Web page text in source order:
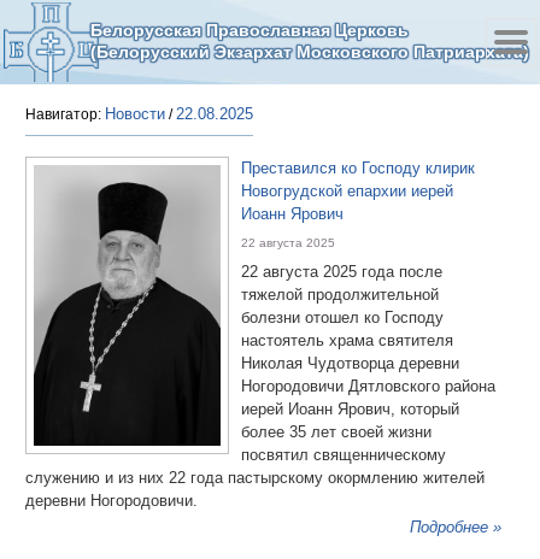
Белорусская Православная Церковь
(Белорусский Экзархат Московского Патриархата)
Навигатор: Новости /22.08.2025
Преставился ко Господу клирик
Новогрудской епархии иерей
Иоанн Ярович
22 августа 2025
22 августа 2025 года после
тяжелой продолжительной
болезни отошел ко Господу
настоятель храма святителя
Николая Чудотворца деревни
Ногородовичи Дятловского района
иерей Иоанн Ярович, который
более 35 лет своей жизни
посвятил священническому
служению и из них 22 года пастырскому окормлению жителей
деревни Ногородовичи.
Подробнее »